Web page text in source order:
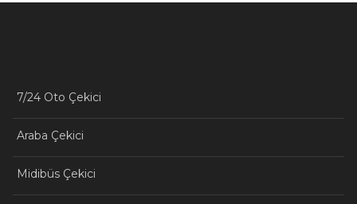
7/24 Oto Çekici
Araba Çekici
Midibüs Çekici